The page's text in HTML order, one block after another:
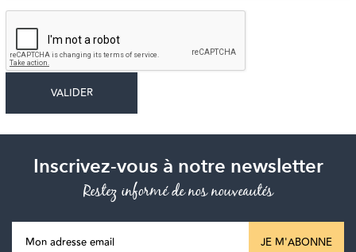
Inscrivez-vous à notre newsletter
Restez informé de nos nouveautés
JE M'ABONNE